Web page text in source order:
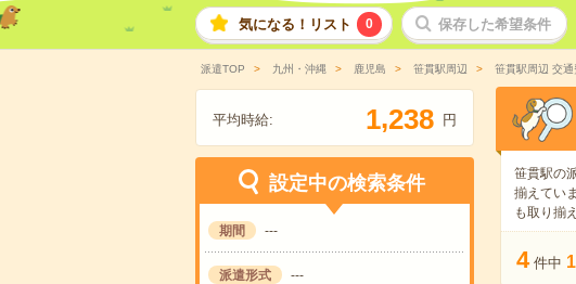
気になる！リスト 0 保存した希望条件
派遣TOP 九州・沖縄 鹿児島 笹貫駅周辺 笹貫駅周辺 交
平均時給: 1,238 円
設定中の検索条件
期間 ---
派遣形式 ---
笹貫駅の
揃えてい
も取り揃
4 件中 1